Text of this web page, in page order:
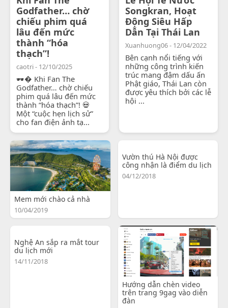
Godfather… chờ
chiếu phim quá
lâu đến mức
thành “hóa
thạch”!
caotri - 12/10/2025
🕶� Khi Fan The
Godfather… chờ chiếu
phim quá lâu đến mức
thành “hóa thạch”! 💀
Một “cuộc hẹn lịch sử”
cho fan điện ảnh tạ...
Songkran, Hoạt
Động Siêu Hấp
Dẫn Tại Thái Lan
Xuanhuong06 - 12/04/2022
Bên cạnh nổi tiếng với
những công trình kiến
trúc mang đậm dấu ấn
Phật giáo, Thái Lan còn
được yêu thích bởi các lễ
hội ...
Mem mới chào cả nhà
10/04/2019
Vườn thú Hà Nội được
công nhận là điểm du lịch
04/12/2018
Nghệ An sắp ra mắt tour
du lịch mới
14/11/2018
Hướng dẫn chèn video
trên trang 9gag vào diễn
đàn